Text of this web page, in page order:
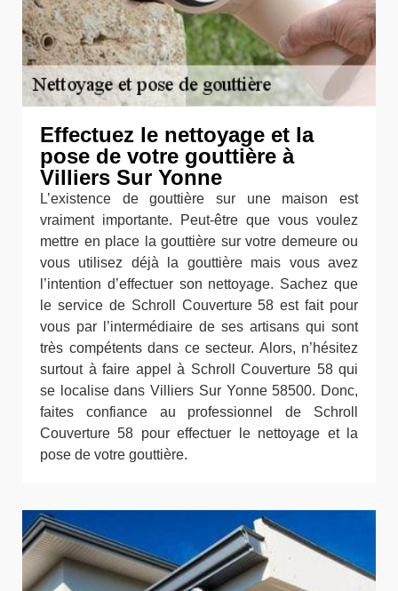
Effectuez le nettoyage et la
pose de votre gouttière à
Villiers Sur Yonne
L’existence de gouttière sur une maison est
vraiment importante. Peut-être que vous voulez
mettre en place la gouttière sur votre demeure ou
vous utilisez déjà la gouttière mais vous avez
l’intention d’effectuer son nettoyage. Sachez que
le service de Schroll Couverture 58 est fait pour
vous par l’intermédiaire de ses artisans qui sont
très compétents dans ce secteur. Alors, n’hésitez
surtout à faire appel à Schroll Couverture 58 qui
se localise dans Villiers Sur Yonne 58500. Donc,
faites confiance au professionnel de Schroll
Couverture 58 pour effectuer le nettoyage et la
pose de votre gouttière.